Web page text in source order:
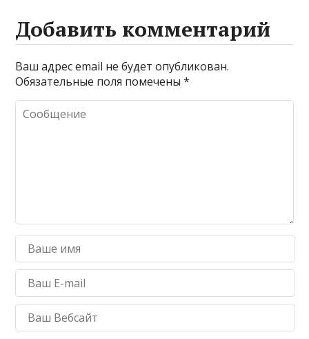
Добавить комментарий
Ваш адрес email не будет опубликован.
Обязательные поля помечены*